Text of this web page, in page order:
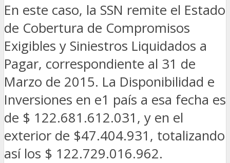
En este caso, la SSN remite el Estado
de Cobertura de Compromisos
Exigibles y Siniestros Liquidados a
Pagar, correspondiente al 31 de
Marzo de 2015. La Disponibilidad e
Inversiones en e1 país a esa fecha es
de $ 122.681.612.031, y en el
exterior de $47.404.931, totalizando
así los $ 122.729.016.962.